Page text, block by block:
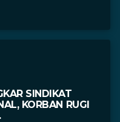
SINDIKAT
KORBAN RUGI